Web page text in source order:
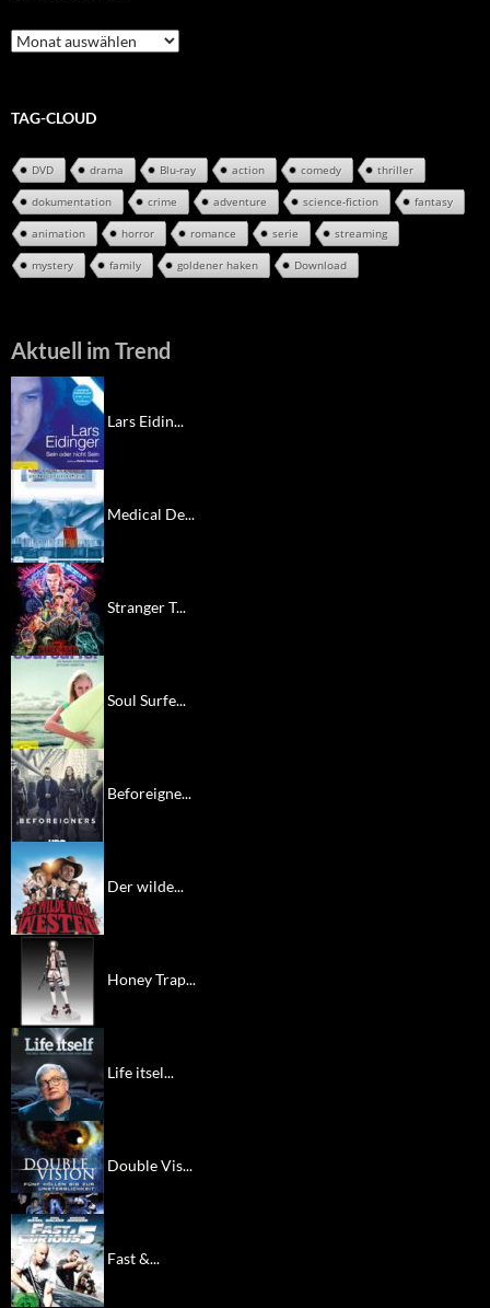
Review-
Archiv
TAG-CLOUD
DVD drama Blu-ray action comedy thriller
dokumentation crime adventure science-fiction fantasy
animation horror romance serie streaming
mystery family goldener haken Download
Aktuell im Trend
Lars Eidin...
Medical De...
Stranger T...
Soul Surfe...
Beforeigne...
Der wilde...
Honey Trap...
Life itsel...
Double Vis...
Fast &...